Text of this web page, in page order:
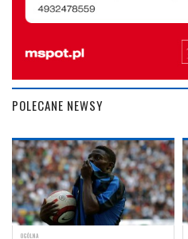
POLECANE NEWSY
OGÓLNA